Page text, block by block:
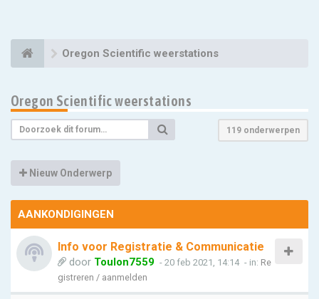
Oregon Scientific weerstations
Oregon Scientific weerstations
119 onderwerpen
Nieuw Onderwerp
AANKONDIGINGEN
Info voor Registratie & Communicatie
door Toulon7559 - 20 feb 2021, 14:14 - in: Re
gistreren / aanmelden